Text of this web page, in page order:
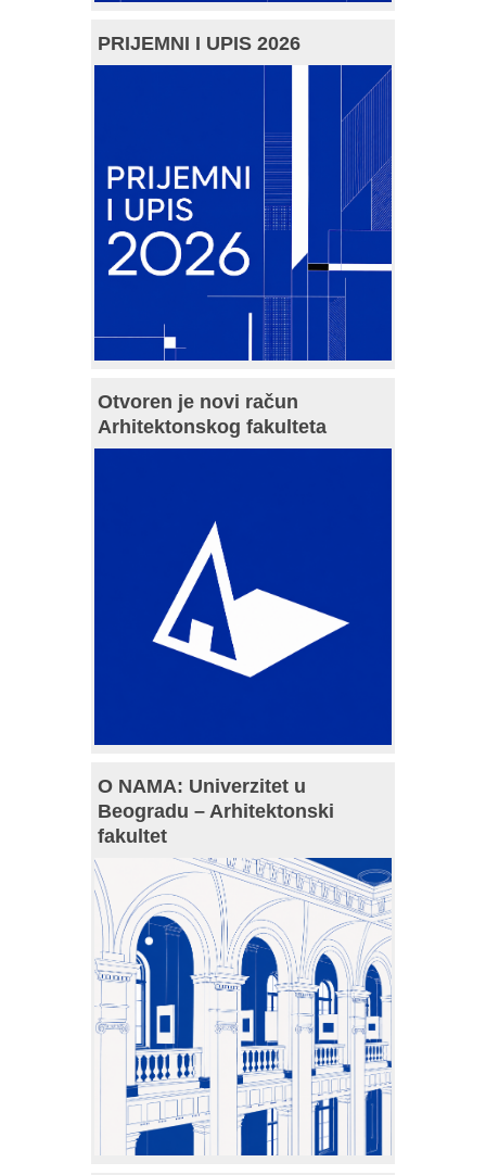
PRIJEMNI I UPIS 2026
Otvoren je novi račun
Arhitektonskog fakulteta
O NAMA: Univerzitet u
Beogradu – Arhitektonski
fakultet